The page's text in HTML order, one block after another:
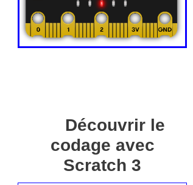
Découvrir le
codage avec
Scratch 3